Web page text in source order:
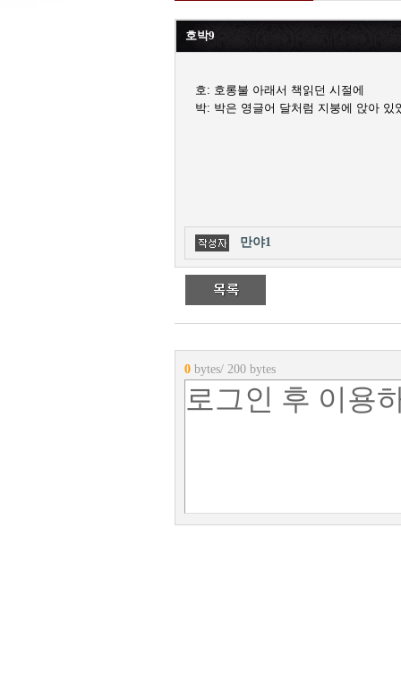
호박9
호: 호롱불 아래서 책읽던 시절에
박: 박은 영글어 달처럼 지붕에 앉아 있
만야1
0 bytes/ 200 bytes